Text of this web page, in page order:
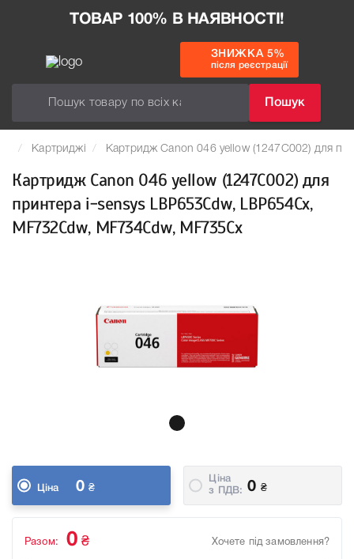
ТОВАР 100% В НАЯВНОСТІ!
Пошук
ЗНИЖКА 5%
після реєстрації
Картриджі Картридж Canon 046 yellow (1247C002) для
Картридж Canon 046 yellow (1247C002) для
принтера i-sensys LBP653Cdw, LBP654Cx,
MF732Cdw, MF734Cdw, MF735Cx
Ціна 0 ₴
Ціна
з ПДВ:
0 ₴
Хочете під замовлення?
Разом: 0 ₴